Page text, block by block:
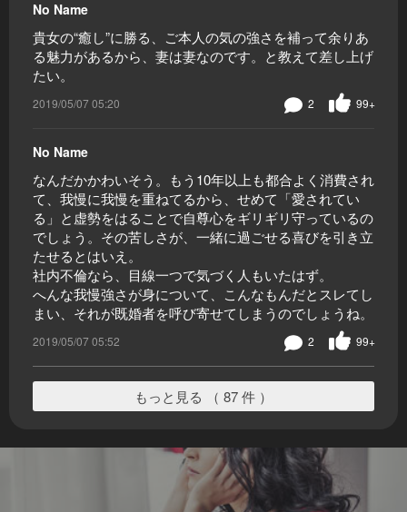
No Name
貴女の“癒し”に勝る、ご本人の気の強さを補って余りあ
る魅力があるから、妻は妻なのです。と教えて差し上げ
たい。
2019/05/07 05:20 99+
2
No Name
なんだかかわいそう。もう10年以上も都合よく消費され
て、我慢に我慢を重ねてるから、せめて「愛されてい
る」と虚勢をはることで自尊心をギリギリ守っているの
でしょう。その苦しさが、一緒に過ごせる喜びを引き立
たせるとはいえ。
社内不倫なら、目線一つで気づく人もいたはず。
へんな我慢強さが身について、こんなもんだとスレてし
まい、それが既婚者を呼び寄せてしまうのでしょうね。
2019/05/07 05:52 99+
2
もっと見る （ 87 件 ）